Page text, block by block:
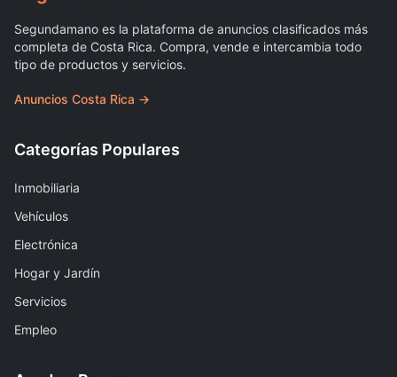
Segundamano es la plataforma de anuncios clasificados más
completa de Costa Rica. Compra, vende e intercambia todo
tipo de productos y servicios.
Anuncios Costa Rica →
Categorías Populares
Inmobiliaria
Vehículos
Electrónica
Hogar y Jardín
Servicios
Empleo